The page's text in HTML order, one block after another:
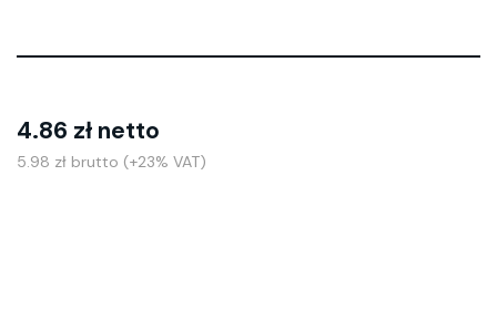
4.86 zł netto
5.98 zł brutto (+23% VAT)